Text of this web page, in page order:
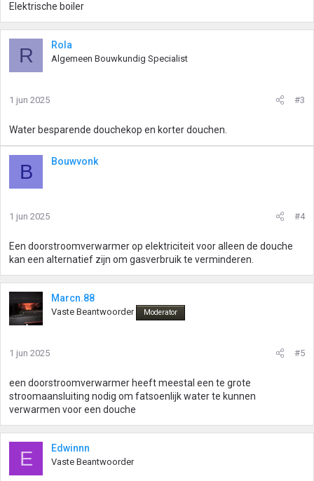
Elektrische boiler
R Rola
Algemeen Bouwkundig Specialist
1 jun 2025 #3
Water besparende douchekop en korter douchen.
B Bouwvonk
1 jun 2025 #4
Een doorstroomverwarmer op elektriciteit voor alleen de douche
kan een alternatief zijn om gasverbruik te verminderen.
Marcn.88
Vaste Beantwoorder Moderator
1 jun 2025 #5
een doorstroomverwarmer heeft meestal een te grote
stroomaansluiting nodig om fatsoenlijk water te kunnen
verwarmen voor een douche
E Edwinnn
Vaste Beantwoorder